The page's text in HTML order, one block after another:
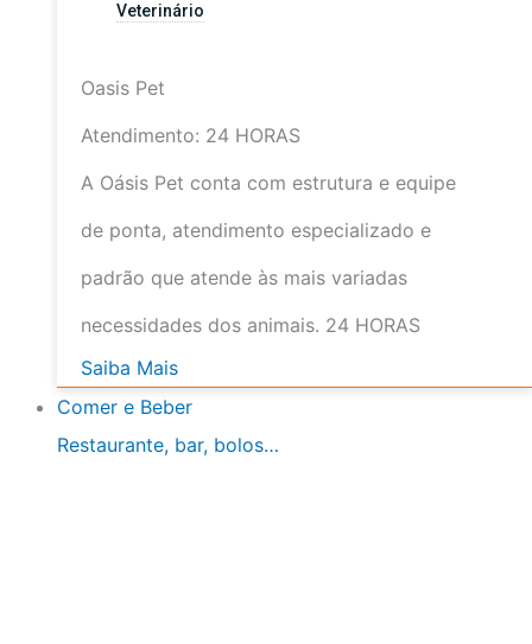
Veterinário
Oasis Pet
Atendimento: 24 HORAS
A Oásis Pet conta com estrutura e equipe
de ponta, atendimento especializado e
padrão que atende às mais variadas
necessidades dos animais. 24 HORAS
Saiba Mais
Comer e Beber
Restaurante, bar, bolos…